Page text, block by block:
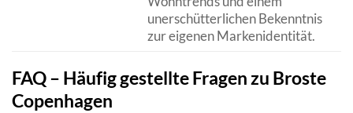
unerschütterlichen Bekenntnis
zur eigenen Markenidentität.
FAQ – Häufig gestellte Fragen zu Broste
Copenhagen